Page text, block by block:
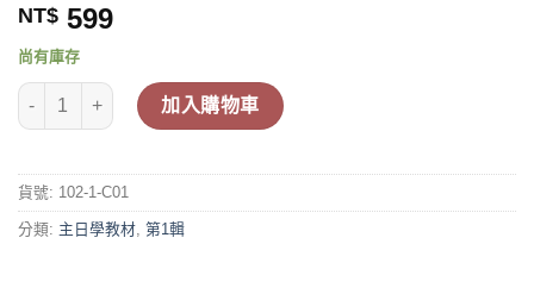
NT$ 599
尚有庫存
【喜樂團主日學教材】- 第1輯主光碟 數量
加入購物車
貨號: 102-1-C01
分類: 主日學教材 第1輯